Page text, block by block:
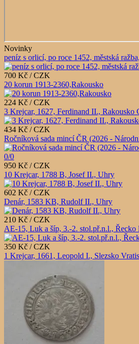
Novinky
peníz s orlicí, po roce 1452, městská
700 Kč / CZK
20 korun 1913-2360,Rakousko
224 Kč / CZK
3 Krejcar, 1627, Ferdinand II., Rakousko
434 Kč / CZK
Ročníková sada mincí ČR (2026 -
950 Kč / CZK
10 Krejcar, 1788 B, Josef II., Uhry
602 Kč / CZK
Denár, 1583 KB, Rudolf II., Uhry
210 Kč / CZK
AE-15, Luk a šíp, 3.-2. stol.př.n.l., Řecko
350 Kč / CZK
1 Krejcar, 1661, Leopold I., Slezsko